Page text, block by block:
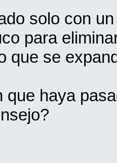
solo con
para
que se
que haya